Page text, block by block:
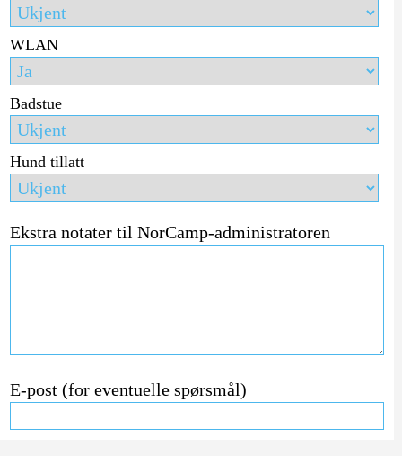
WLAN
Badstue
Hund tillatt
Ekstra notater til NorCamp-administratoren
E-post (for eventuelle spørsmål)